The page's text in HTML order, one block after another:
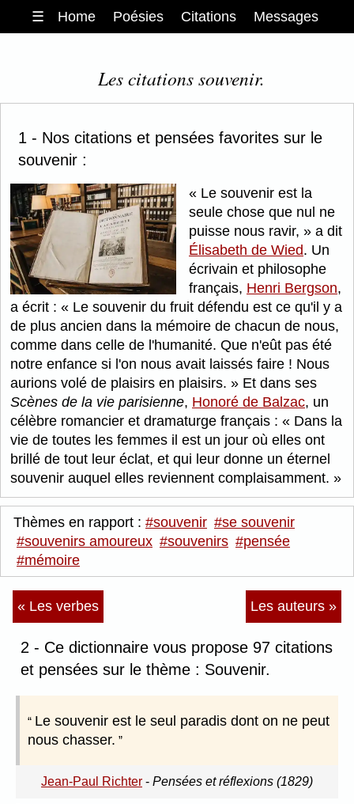
☰ Home Poésies Citations Messages
Les citations souvenir.
1 - Nos citations et pensées favorites sur le
souvenir :
Le souvenir est la
seule chose que nul ne
puisse nous ravir,
a dit
Élisabeth de Wied. Un
écrivain et philosophe
français, Henri Bergson,
a écrit :
Le souvenir du fruit défendu est ce qu'il y a
de plus ancien dans la mémoire de chacun de nous,
comme dans celle de l'humanité. Que n'eût pas été
notre enfance si l'on nous avait laissés faire ! Nous
aurions volé de plaisirs en plaisirs.
Et dans ses
Scènes de la vie parisienne, Honoré de Balzac, un
célèbre romancier et dramaturge français :
Dans la
vie de toutes les femmes il est un jour où elles ont
brillé de tout leur éclat, et qui leur donne un éternel
souvenir auquel elles reviennent complaisamment.
Thèmes en rapport : #souvenir #se souvenir
#souvenirs amoureux #souvenirs #pensée
#mémoire
« Les verbes Les auteurs »
2 - Ce dictionnaire vous propose 97 citations
et pensées sur le thème : Souvenir.
Le souvenir est le seul paradis dont on ne peut
nous chasser.
Jean-Paul Richter - Pensées et réflexions (1829)